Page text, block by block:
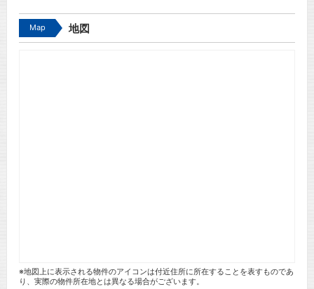
Map 地図
※地図上に表示される物件のアイコンは付近住所に所在することを表すものであ
り、実際の物件所在地とは異なる場合がございます。